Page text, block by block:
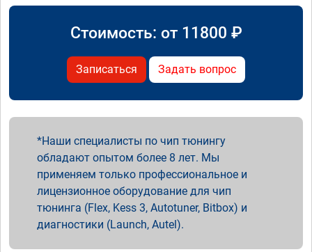
Стоимость: от 11800 ₽
Записаться Задать вопрос
Наши специалисты по чип тюнингу
обладают опытом более 8 лет. Мы
применяем только профессиональное и
лицензионное оборудование для чип
тюнинга (Flex, Kess 3, Autotuner, Bitbox) и
диагностики (Launch, Autel).